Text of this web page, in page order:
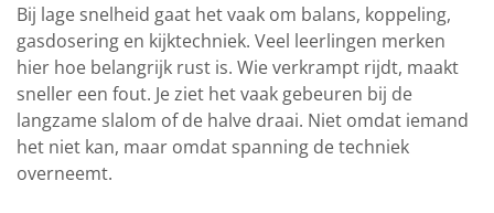
Bij lage snelheid gaat het vaak om balans, koppeling,
gasdosering en kijktechniek. Veel leerlingen merken
hier hoe belangrijk rust is. Wie verkrampt rijdt, maakt
sneller een fout. Je ziet het vaak gebeuren bij de
langzame slalom of de halve draai. Niet omdat iemand
het niet kan, maar omdat spanning de techniek
overneemt.